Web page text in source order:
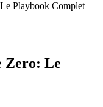
Playbook Complet
Zero: Le